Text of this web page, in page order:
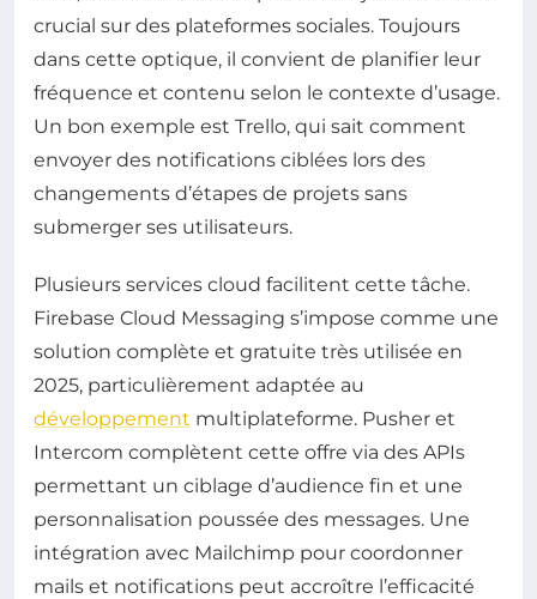
crucial sur des plateformes sociales. Toujours
dans cette optique, il convient de planifier leur
fréquence et contenu selon le contexte d’usage.
Un bon exemple est Trello, qui sait comment
envoyer des notifications ciblées lors des
changements d’étapes de projets sans
submerger ses utilisateurs.
Plusieurs services cloud facilitent cette tâche.
Firebase Cloud Messaging s’impose comme une
solution complète et gratuite très utilisée en
2025, particulièrement adaptée au
développement multiplateforme. Pusher et
Intercom complètent cette offre via des APIs
permettant un ciblage d’audience fin et une
personnalisation poussée des messages. Une
intégration avec Mailchimp pour coordonner
mails et notifications peut accroître l’efficacité